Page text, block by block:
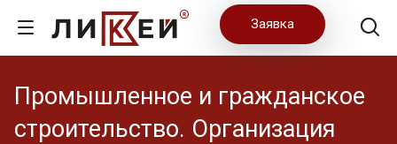
Заявка
Промышленное и гражданское
строительство. Организация